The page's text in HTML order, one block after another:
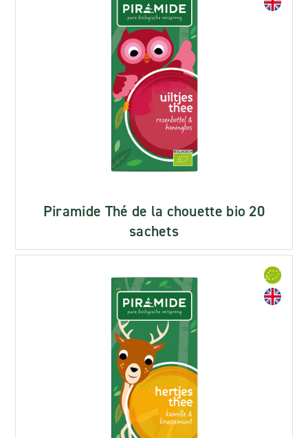
Piramide Thé de la chouette bio 20
sachets